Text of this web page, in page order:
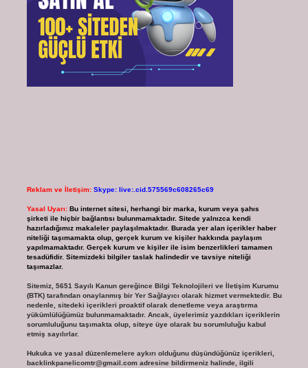
Reklam ve İletişim: Skype: live:.cid.575569c608265c69
Yasal Uyarı: Bu internet sitesi, herhangi bir marka, kurum veya şahıs
şirketi ile hiçbir bağlantısı bulunmamaktadır. Sitede yalnızca kendi
hazırladığımız makaleler paylaşılmaktadır. Burada yer alan içerikler haber
niteliği taşımamakta olup, gerçek kurum ve kişiler hakkında paylaşım
yapılmamaktadır. Gerçek kurum ve kişiler ile isim benzerlikleri tamamen
tesadüfidir. Sitemizdeki bilgiler taslak halindedir ve tavsiye niteliği
taşımazlar.
Sitemiz, 5651 Sayılı Kanun gereğince Bilgi Teknolojileri ve İletişim Kurumu
(BTK) tarafından onaylanmış bir Yer Sağlayıcı olarak hizmet vermektedir. Bu
nedenle, sitedeki içerikleri proaktif olarak denetleme veya araştırma
yükümlülüğümüz bulunmamaktadır. Ancak, üyelerimiz yazdıkları içeriklerin
sorumluluğunu taşımakta olup, siteye üye olarak bu sorumluluğu kabul
etmiş sayılırlar.
Hukuka ve yasal düzenlemelere aykırı olduğunu düşündüğünüz içerikleri,
backlinkpanelicomtr@gmail.comadresine bildirmeniz halinde, ilgili